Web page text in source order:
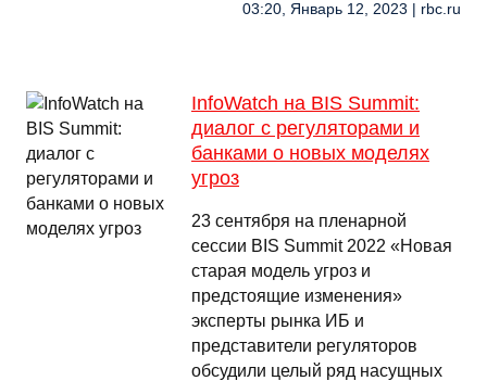
03:20, Январь 12, 2023 | rbc.ru
InfoWatch на BIS Summit:
диалог с регуляторами и
банками о новых моделях
угроз
23 сентября на пленарной
сессии BIS Summit 2022 «Новая
старая модель угроз и
предстоящие изменения»
эксперты рынка ИБ и
представители регуляторов
обсудили целый ряд насущных